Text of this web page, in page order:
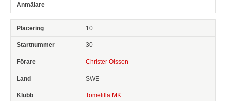
10
30
Christer Olsson
SWE
Tomelilla MK